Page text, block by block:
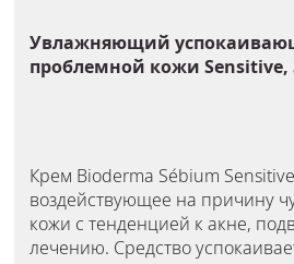
Увлажняющий
проблемной кожи Sensitive,
Крем Bioderma Sébium
воздействующее на причину
кожи с тенденцией к акне,
лечению. Средство